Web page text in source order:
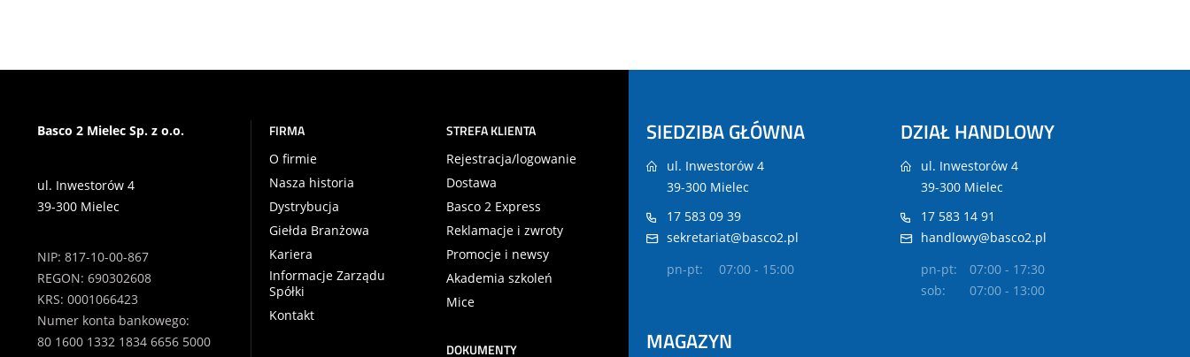
Basco 2 Mielec Sp. z o.o.
ul. Inwestorów 4
39-300 Mielec
NIP: 817-10-00-867
REGON: 690302608
KRS: 0001066423
Numer konta bankowego:
80 1600 1332 1834 6656 5000
FIRMA
O firmie
Nasza historia
Dystrybucja
Giełda Branżowa
Kariera
Informacje Zarządu
Spółki
Kontakt
STREFA KLIENTA
Rejestracja/logowanie
Dostawa
Basco 2 Express
Reklamacje i zwroty
Promocje i newsy
Akademia szkoleń
Mice
DOKUMENTY
SIEDZIBA GŁÓWNA
ul. Inwestorów 4
39-300 Mielec
17 583 09 39
sekretariat@basco2.pl
pn-pt:
07:00 - 15:00
DZIAŁ HANDLOWY
ul. Inwestorów 4
39-300 Mielec
17 583 14 91
handlowy@basco2.pl
pn-pt:
07:00 - 17:30
sob:
07:00 - 13:00
MAGAZYN